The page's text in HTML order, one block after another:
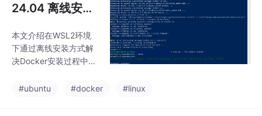
24.04 离线安装
本文介绍在WSL2环境
下通过离线安装方式解
决Docker安装过程中的
步骤，并对安装后的环
#ubuntu #docker #linux